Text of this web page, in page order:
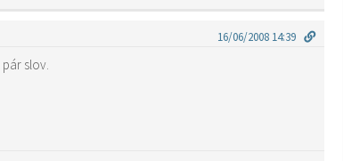
16/06/2008 14:39
slov.